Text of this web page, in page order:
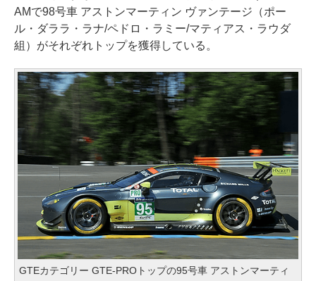
AMで98号車 アストンマーティン ヴァンテージ（ポー
ル・ダララ・ラナ/ペドロ・ラミー/マティアス・ラウダ
組）がそれぞれトップを獲得している。
GTEカテゴリー GTE-PROトップの95号車 アストンマーティ